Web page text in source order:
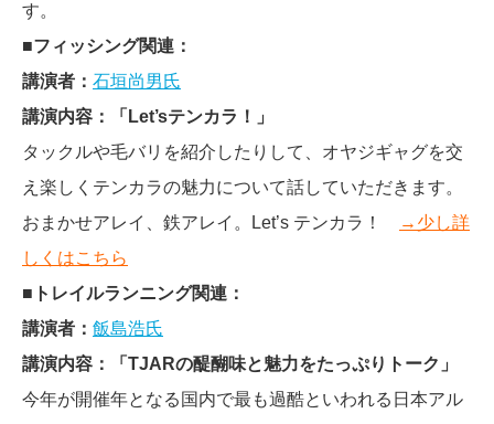
す。
■フィッシング関連：
講演者： 石垣尚男氏
講演内容：「Let’sテンカラ！」
タックルや毛バリを紹介したりして、オヤジギャグを交
え楽しくテンカラの魅力について話していただきます。
おまかせアレイ、鉄アレイ。Let’s テンカラ！
→少し詳
しくはこちら
■ トレイルランニング関連：
講演者： 飯島浩氏
講演内容：「TJARの醍醐味と魅力をたっぷりトーク」
今年が開催年となる国内で最も過酷といわれる日本アル